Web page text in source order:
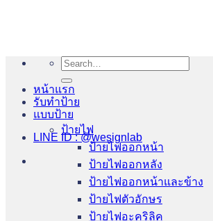
LINE ID : @wesignlab
Search
for:
หน้าแรก
รับทำป้าย
แบบป้าย
ป้ายไฟ
ป้ายไฟออกหน้า
ป้ายไฟออกหลัง
ป้ายไฟออกหน้าและข้าง
ป้ายไฟตัวอักษร
ป้ายไฟอะคริลิค